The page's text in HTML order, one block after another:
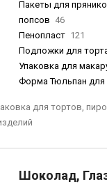
Пакеты для
попсов 46
Пенопласт 121
Подложки для
Упаковка для
Форма Тюльпан
для тортов,
Шоколад,